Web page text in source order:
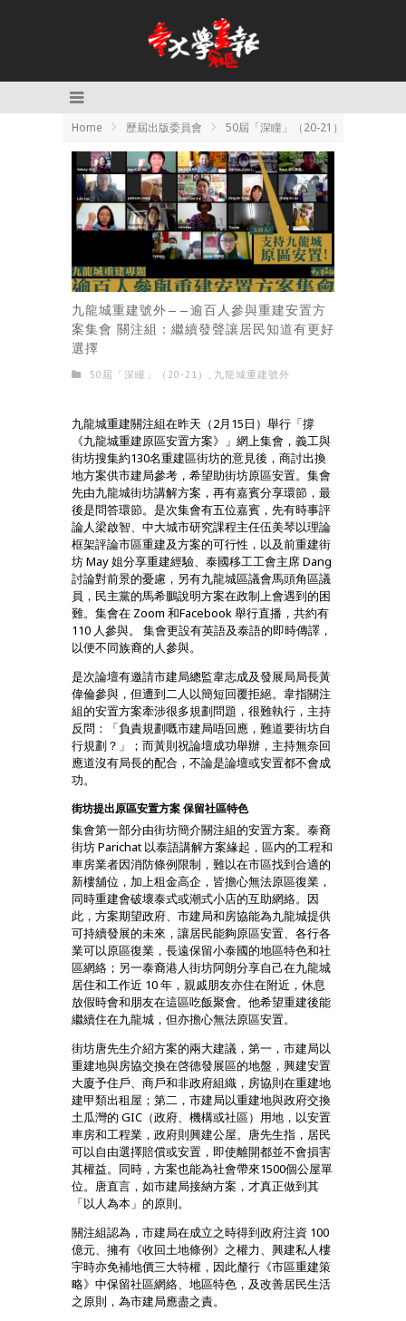
Home 歷屆出版委員會 50屆「深瞳」（20-21）
九龍城重建號外——逾百人參與重建安置方
案集會 關注組：繼續發聲讓居民知道有更好
選擇
50屆「深瞳」（20-21） , 九龍城重建號外
九龍城重建關注組在昨天（2月15日）舉行「撐
《九龍城重建原區安置方案》」網上集會，義工與
街坊搜集約130名重建區街坊的意見後，商討出換
地方案供市建局參考，希望助街坊原區安置。集會
先由九龍城街坊講解方案，再有嘉賓分享環節，最
後是問答環節。是次集會有五位嘉賓，先有時事評
論人梁啟智、中大城市研究課程主任伍美琴以理論
框架評論市區重建及方案的可行性，以及前重建街
坊 May 姐分享重建經驗、泰國移工工會主席 Dang
討論對前景的憂慮，另有九龍城區議會馬頭角區議
員，民主黨的馬希鵬說明方案在政制上會遇到的困
難。集會在 Zoom 和Facebook 舉行直播，共約有
110 人參與。 集會更設有英語及泰語的即時傳譯，
以便不同族裔的人參與。
是次論壇有邀請市建局總監韋志成及發展局局長黃
偉倫參與，但遭到二人以簡短回覆拒絕。韋指關注
組的安置方案牽涉很多規劃問題，很難執行，主持
反問：「負責規劃嘅市建局唔回應，難道要街坊自
行規劃？」；而黃則祝論壇成功舉辦，主持無奈回
應道沒有局長的配合，不論是論壇或安置都不會成
功。
街坊提出原區安置方案 保留社區特色
集會第一部分由街坊簡介關注組的安置方案。泰裔
街坊 Parichat 以泰語講解方案緣起，區内的工程和
車房業者因消防條例限制，難以在市區找到合適的
新樓舖位，加上租金高企，皆擔心無法原區復業，
同時重建會破壞泰式或潮式小店的互助網絡。因
此，方案期望政府、市建局和房協能為九龍城提供
可持續發展的未來，讓居民能夠原區安置、各行各
業可以原區復業，長遠保留小泰國的地區特色和社
區網絡；另一泰裔港人街坊阿朗分享自己在九龍城
居住和工作近 10 年，親戚朋友亦住在附近，休息
放假時會和朋友在這區吃飯聚會。他希望重建後能
繼續住在九龍城，但亦擔心無法原區安置。
街坊唐先生介紹方案的兩大建議，第一，市建局以
重建地與房協交換在啓德發展區的地盤，興建安置
大廈予住戶、商戶和非政府組織，房協則在重建地
建甲類出租屋；第二，市建局以重建地與政府交換
土瓜灣的 GIC（政府、機構或社區）用地，以安置
車房和工程業，政府則興建公屋。唐先生指，居民
可以自由選擇賠償或安置，即使離開都並不會損害
其權益。同時，方案也能為社會帶來1500個公屋單
位。唐直言，如市建局接納方案，才真正做到其
「以人為本」的原則。
關注組認為，市建局在成立之時得到政府注資 100
億元、擁有《收回土地條例》之權力、興建私人樓
宇時亦免補地價三大特權，因此釐行《市區重建策
略》中保留社區網絡、地區特色，及改善居民生活
之原則，為市建局應盡之責。